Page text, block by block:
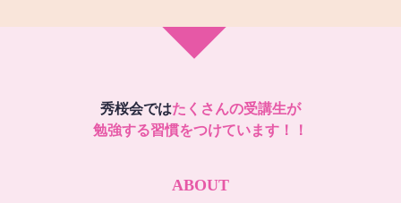
秀桜会ではたくさんの受講生が
勉強する習慣をつけています！！
ABOUT